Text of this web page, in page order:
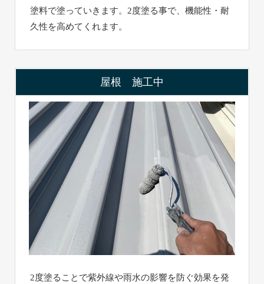
塗料で塗っていきます。2度塗る事で、機能性・耐
久性を高めてくれます。
屋根 施工中
2度塗ることで紫外線や雨水の影響を防ぐ効果を発